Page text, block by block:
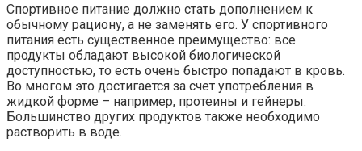
Спортивное питание должно стать дополнением к
обычному рациону, а не заменять его. У спортивного
питания есть существенное преимущество: все
продукты обладают высокой биологической
доступностью, то есть очень быстро попадают в кровь.
Во многом это достигается за счет употребления в
жидкой форме – например, протеины и гейнеры.
Большинство других продуктов также необходимо
растворить в воде.